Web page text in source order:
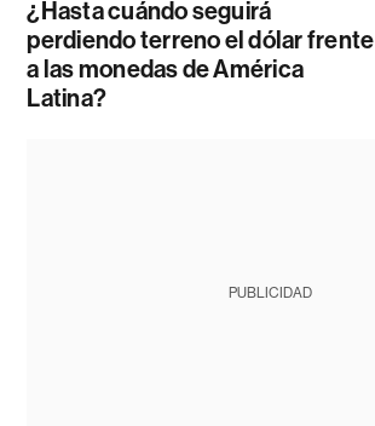
¿Hasta cuándo seguirá
perdiendo terreno el dólar frente
a las monedas de América
Latina?
PUBLICIDAD